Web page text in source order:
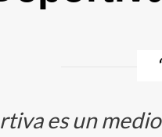
es un